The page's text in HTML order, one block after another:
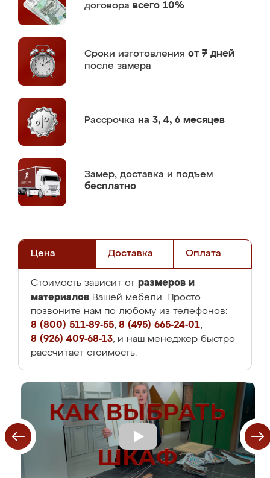
договора всего 10%
Сроки изготовления от 7 дней
после замера
Рассрочка на 3, 4, 6 месяцев
Замер, доставка и подъем
бесплатно
Цена Доставка Оплата
Стоимость зависит от размеров и
материалов Вашей мебели. Просто
позвоните нам по любому из телефонов:
8 (800) 511-89-55, 8 (495) 665-24-01,
8 (926) 409-68-13, и наш менеджер быстро
рассчитает стоимость.